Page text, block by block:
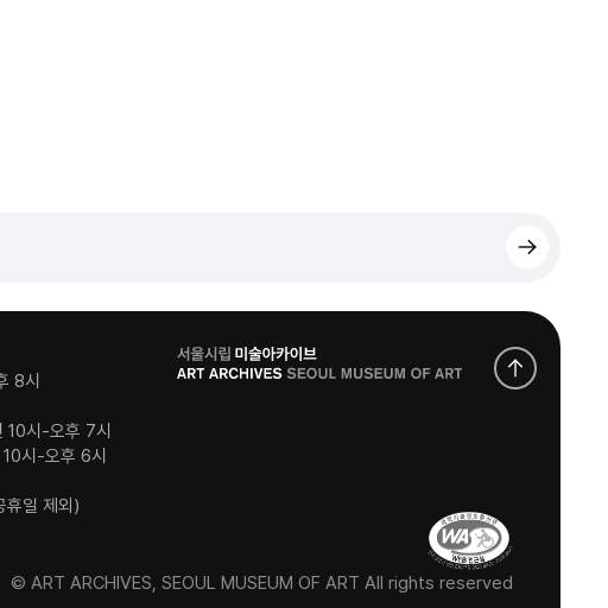
8시
10시-오후 7시
시-오후 6시
휴일 제외)
로
고
© ART ARCHIVES, SEOUL MUSEUM OF ART All rights reserved